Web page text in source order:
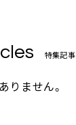
特集記事
りません。